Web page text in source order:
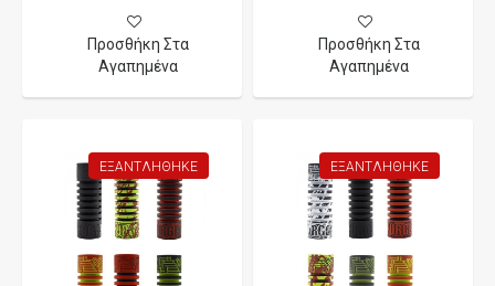
Προσθήκη Στα
Αγαπημένα
Προσθήκη Στα
Αγαπημένα
ΕΞΑΝΤΛΉΘΗΚΕ ΕΞΑΝΤΛΉΘΗΚΕ